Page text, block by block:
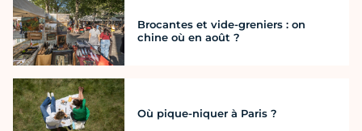
Brocantes et vide-greniers : on
chine où en août ?
Où pique-niquer à Paris ?